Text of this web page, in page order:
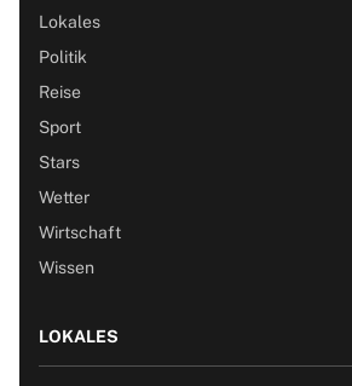
Lokales
Politik
Reise
Sport
Stars
Wetter
Wirtschaft
Wissen
LOKALES